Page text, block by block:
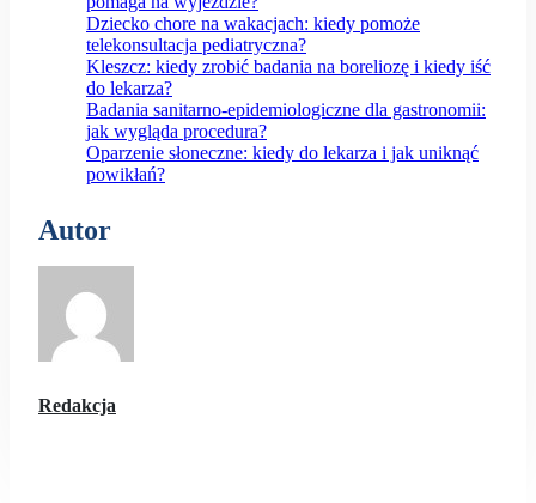
Dziecko chore na wakacjach: kiedy pomoże
telekonsultacja pediatryczna?
Kleszcz: kiedy zrobić badania na boreliozę i kiedy iść
do lekarza?
Badania sanitarno-epidemiologiczne dla gastronomii:
jak wygląda procedura?
Oparzenie słoneczne: kiedy do lekarza i jak uniknąć
powikłań?
Autor
Redakcja